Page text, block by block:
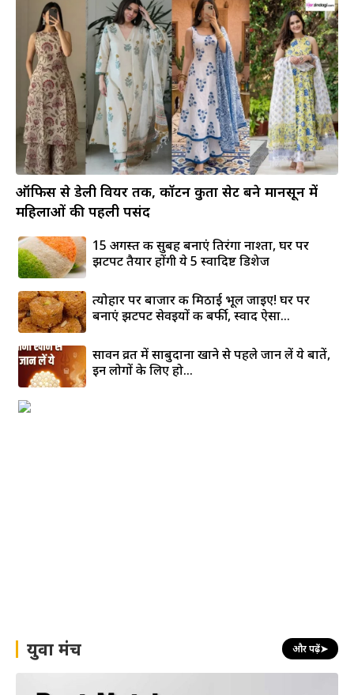
ऑफिस से डेली वियर तक, कॉटन कुर्ता सेट बने मानसून में
महिलाओं की पहली पसंद
15 अगस्त की सुबह बनाएं तिरंगा नाश्ता, घर पर
झटपट तैयार होंगी ये 5 स्वादिष्ट डिशेज
त्योहार पर बाजार की मिठाई भूल जाइए! घर पर
बनाएं झटपट सेवइयों की बर्फी, स्वाद ऐसा...
सावन व्रत में साबुदाना खाने से पहले जान लें ये बातें,
इन लोगों के लिए हो...
युवा मंच और पढ़ें➤